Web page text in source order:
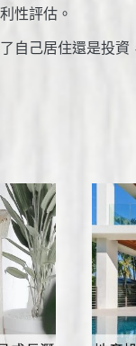
性評估。
自己居住還是投